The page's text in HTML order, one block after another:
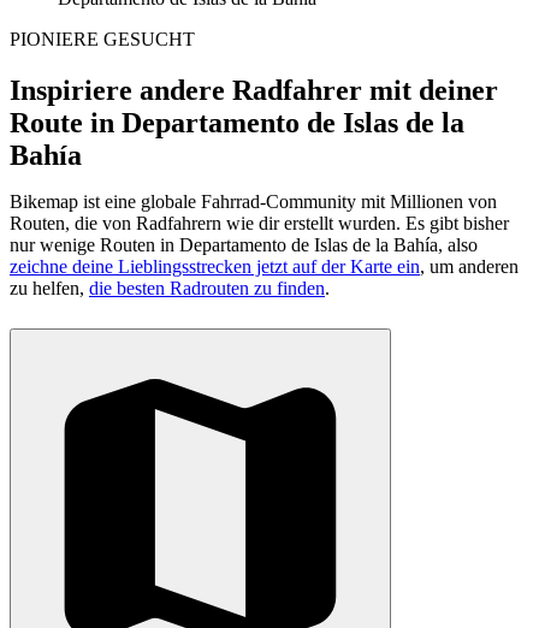
PIONIERE GESUCHT
Inspiriere andere Radfahrer mit deiner
Route in Departamento de Islas de la
Bahía
Bikemap ist eine globale Fahrrad-Community mit Millionen von
Routen, die von Radfahrern wie dir erstellt wurden. Es gibt bisher
nur wenige Routen in Departamento de Islas de la Bahía, also
zeichne deine Lieblingsstrecken jetzt auf der Karte ein, um anderen
zu helfen, die besten Radrouten zu finden.